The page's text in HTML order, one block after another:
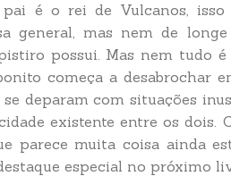
é o rei de Vulcanos, isso
general, mas nem de
possui. Mas nem tudo
começa a desabrochar
deparam com situações
existente entre os dois.
parece muita coisa ainda
especial no próximo